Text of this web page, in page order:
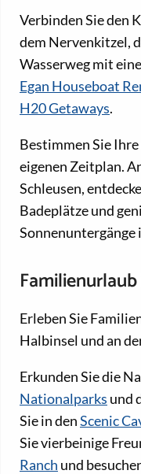
Verbinden Sie den
dem Nervenkitzel,
Wasserweg mit
Egan Houseboat
H20 Getaways.
Bestimmen Sie
eigenen Zeitplan.
Schleusen,
Badeplätze und
Sonnenuntergänge
Erleben Sie
Halbinsel und an
Erkunden Sie die
Nationalparks und
Sie in denScenic
Sie vierbeinige
Ranch und